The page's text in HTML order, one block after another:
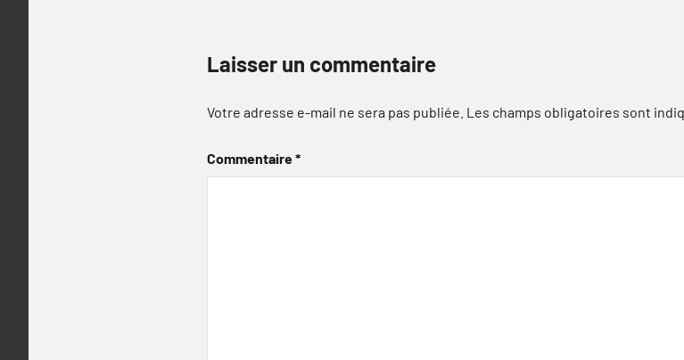
Laisser un commentaire
Votre adresse e-mail ne sera pas publiée. Les champs obligatoires sont
Commentaire*